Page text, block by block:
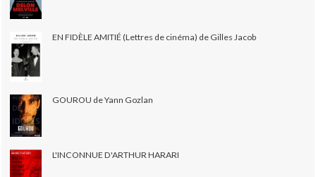
EN FIDÈLE AMITIÉ (Lettres de cinéma) de Gilles Jacob
GOUROU de Yann Gozlan
L'INCONNUE D'ARTHUR HARARI